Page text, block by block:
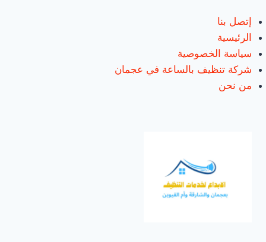
إتصل بنا
الرئيسية
سياسة الخصوصية
شركة تنظيف بالساعة في عجمان
من نحن